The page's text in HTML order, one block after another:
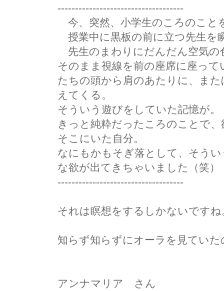
------------------------------------
今、突然、小学生のころのこと
授業中に黒板の前に立つ先生を
先生のまわりにだんだん空気の
そのまま視線を前の座席に座っ
たちの頭から肩のあたりに、ま
えてくる。
そういう遊びをしていた記憶が。
きっと純粋だったころのことで
そこにいた自分。
なにもかもそぎ落として、そう
な欲が出てきちゃいました（笑）
------------------------------------
それは瞑想をするしかないですね
知らず知らずにオーラを見てい
アンナマリア さん